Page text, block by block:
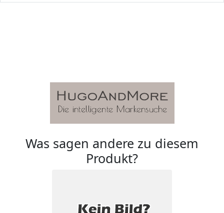
Was sagen andere zu diesem
Produkt?